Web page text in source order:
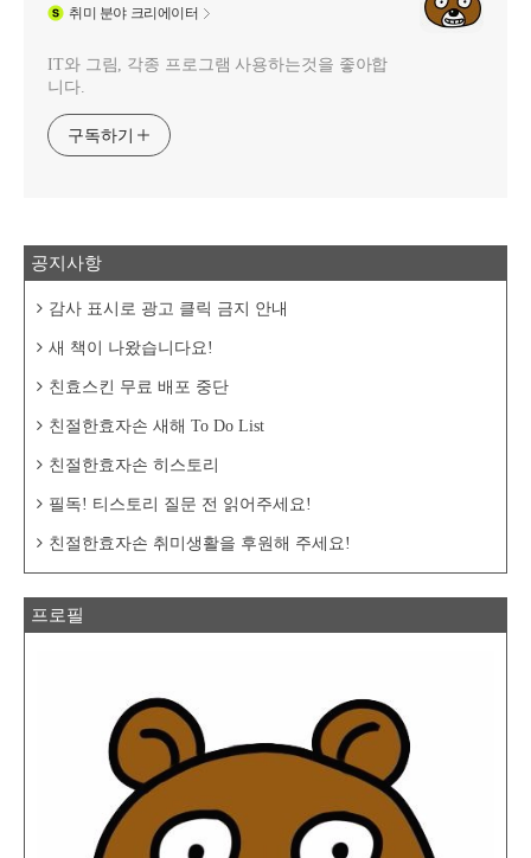
취미 분야 크리에이터
IT와 그림, 각종 프로그램 사용하는것을 좋아합
니다.
구독하기
공지사항
감사 표시로 광고 클릭 금지 안내
새 책이 나왔습니다요!
친효스킨 무료 배포 중단
친절한효자손 새해 To Do List
친절한효자손 히스토리
필독! 티스토리 질문 전 읽어주세요!
친절한효자손 취미생활을 후원해 주세요!
프로필